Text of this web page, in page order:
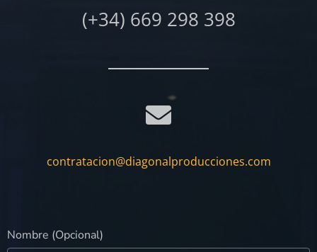
(+34) 669 298 398
contratacion@diagonalproducciones.com
Nombre (Opcional)